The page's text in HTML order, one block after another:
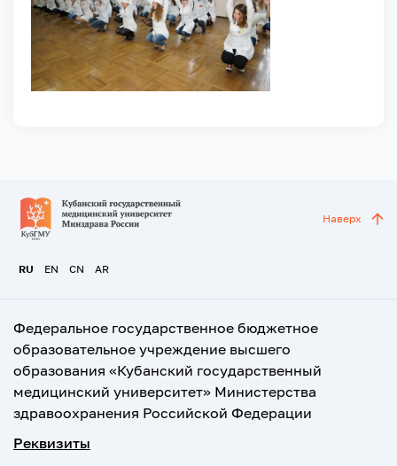
RU EN CN AR
Наверх
Федеральное государственное бюджетное
образовательное учреждение высшего
образования «Кубанский государственный
медицинский университет» Министерства
здравоохранения Российской Федерации
Реквизиты